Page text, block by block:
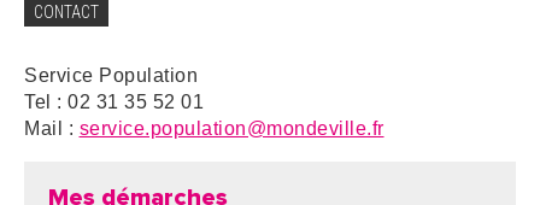
CONTACT
Service Population
Tel : 02 31 35 52 01
Mail : service.population@mondeville.fr
Mes démarches